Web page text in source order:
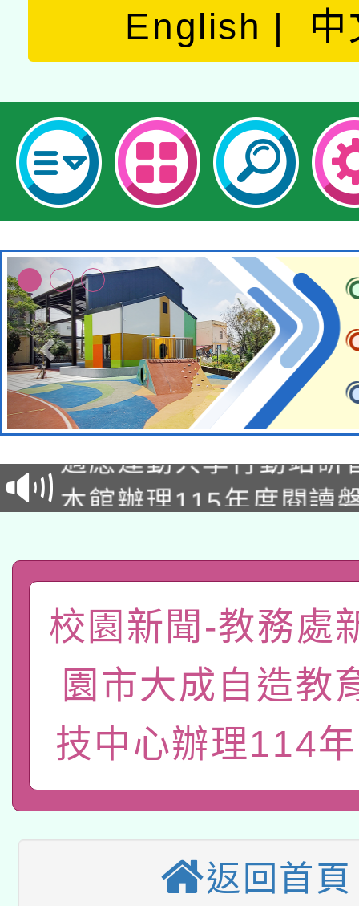
English 中
本校115學年度第2次
招)
本館辦理115年度閱讀
礎課程
A3數位素養講師名單
「數位內容與教學軟體
pilot」
有關大陸委員會函釋公
薪期間赴陸應申請許可
轉知經濟部水利署委託
業技術研究院辦理「
115年8月22日(星期六
開 智慧啟航」
2026年桃園地景藝術
本校115學年度第2次
招甄選結果公告(無人
適應運動共學行動站研
本館辦理115年度閱讀
校園新聞-教務處
園市大成自造教
技中心辦理114
返回首頁